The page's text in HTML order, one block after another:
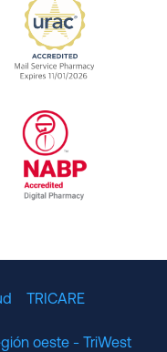
Benefit
URAC
TRICARE
oeste - TriWest